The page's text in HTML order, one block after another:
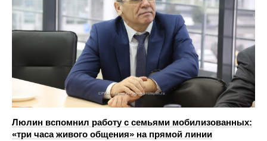
Люлин вспомнил работу с семьями мобилизованных:
«три часа живого общения» на прямой линии